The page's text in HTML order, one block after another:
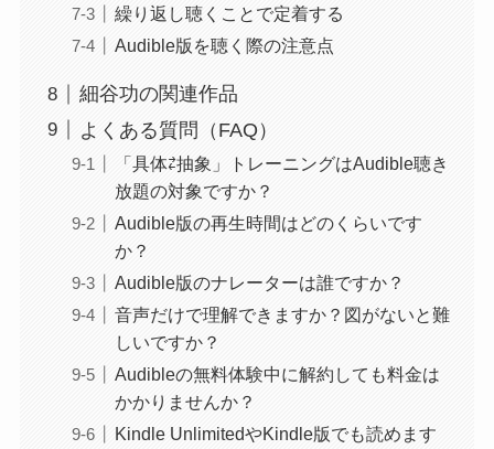
繰り返し聴くことで定着する
Audible版を聴く際の注意点
細谷功の関連作品
よくある質問（FAQ）
「具体⇄抽象」トレーニングはAudible聴き
放題の対象ですか？
Audible版の再生時間はどのくらいです
か？
Audible版のナレーターは誰ですか？
音声だけで理解できますか？図がないと難
しいですか？
Audibleの無料体験中に解約しても料金は
かかりませんか？
Kindle UnlimitedやKindle版でも読めます